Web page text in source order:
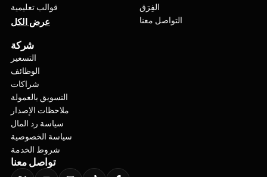
قوالب تعليمية
عرض الكل
الفِرَق
التواصل معنا
شركة
التسعير
الوظائف
شراكات
التسويق بالعمولة
ملاحظات الإصدار
سياسة رد المال
سياسة الخصوصية
شروط الخدمة
تواصل معنا